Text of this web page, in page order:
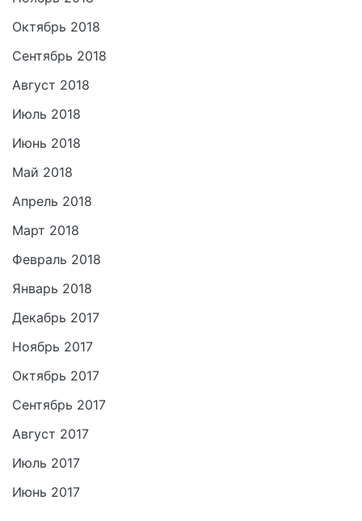
Октябрь 2018
Сентябрь 2018
Август 2018
Июль 2018
Июнь 2018
Май 2018
Апрель 2018
Март 2018
Февраль 2018
Январь 2018
Декабрь 2017
Ноябрь 2017
Октябрь 2017
Сентябрь 2017
Август 2017
Июль 2017
Июнь 2017